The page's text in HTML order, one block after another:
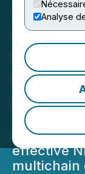
Analyse
Colle
Subtitle:
effective
multichain